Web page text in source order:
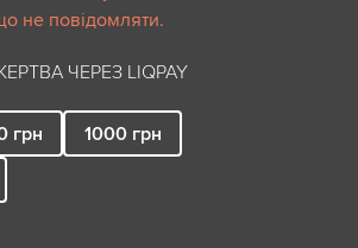
голосування в
Росії (передусім у
фігурант з переліку може
в кілька категорій.
“участі” в певному
не повідомляти.
ЧЕРЕЗ LIQPAY
грн 1000 грн